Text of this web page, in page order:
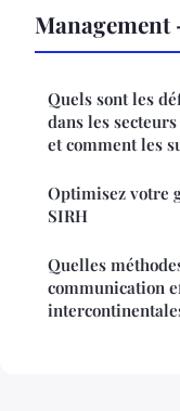
Quels sont les
dans les
et comment les
Optimisez votre
SIRH
Quelles
communication